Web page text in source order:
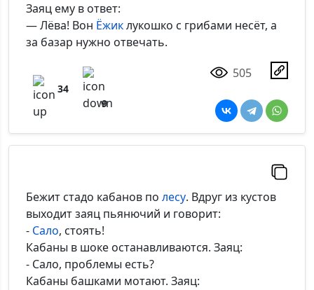
Заяц ему в ответ:
— Лёва! Вон Ёжиклукошко с грибами несёт, а
за базар нужно отвечать.
34
9
505
Бежит стадо кабанов по лесу. Вдруг из кустов
выходит заяц пьянючий и говорит:
- Сало, стоять!
Кабаны в шоке останавливаются. Заяц:
- Сало, проблемы есть?
Кабаны башками мотают. Заяц: